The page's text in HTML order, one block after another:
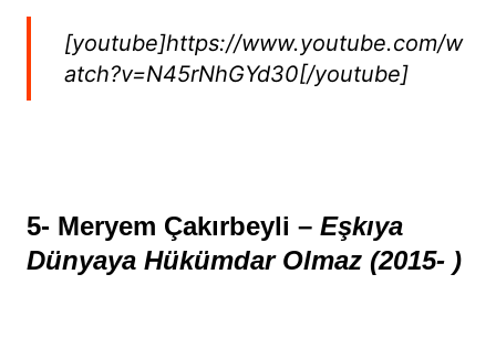
[youtube]https://www.youtube.com/w
atch?v=N45rNhGYd30[/youtube]
5- Meryem Çakırbeyli – Eşkıya
Dünyaya Hükümdar Olmaz (2015- )